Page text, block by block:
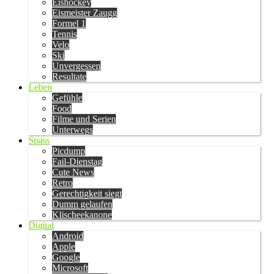
Eishockey
Eismeister Zaugg
Formel 1
Tennis
Velo
Ski
Unvergessen
Resultate
Leben
Gefühle
Food
Filme und Serien
Unterwegs
Spass
Picdump
Fail-Dienstag
Cute News
Retro
Gerechtigkeit siegt
Dumm gelaufen
Klischeekanone
Digital
Android
Apple
Google
Microsoft